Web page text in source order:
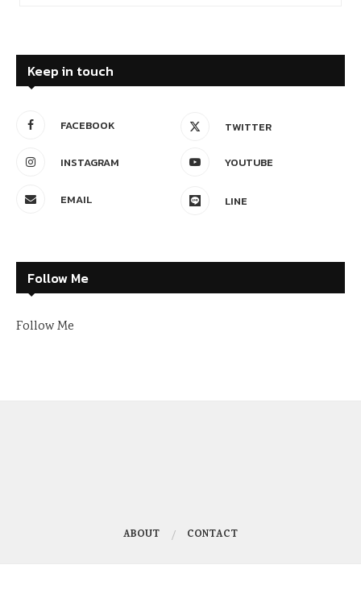
Keep in touch
FACEBOOK TWITTER
INSTAGRAM YOUTUBE
EMAIL LINE
Follow Me
Follow Me
ABOUT CONTACT